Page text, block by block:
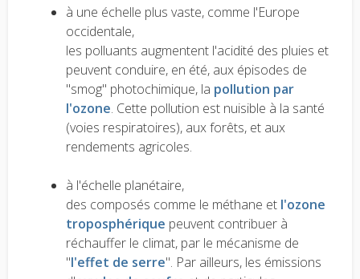
à une échelle plus vaste, comme l'Europe
occidentale,
les polluants augmentent l'acidité des pluies et
peuvent conduire, en été, aux épisodes de
"smog" photochimique, la pollution par
l'ozone. Cette pollution est nuisible à la santé
(voies respiratoires), aux forêts, et aux
rendements agricoles.
à l'échelle planétaire,
des composés comme le méthane et l'ozone
troposphérique peuvent contribuer à
réchauffer le climat, par le mécanisme de
"l'effet de serre". Par ailleurs, les émissions